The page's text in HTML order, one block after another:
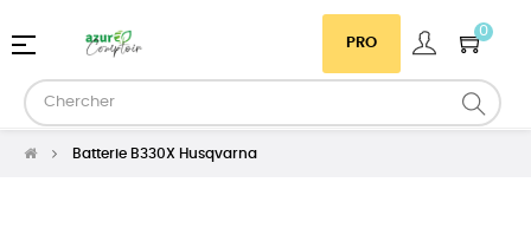
PRO
0
Basculer
navigation
☰
Batterie B330X Husqvarna